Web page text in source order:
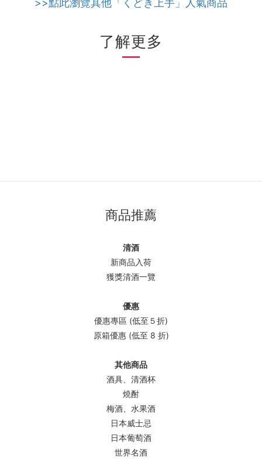
>>點此瀏覽其他「くどき上手」人氣商品
了解更多
商品推薦
清酒
新商品入荷
獲獎清酒一覽
優惠
優惠專區 (低至５折)
原箱優惠 (低至 8 折)
其他商品
酒具、清酒杯
燒酎
梅酒、水果酒
日本威士忌
日本葡萄酒
世界名酒